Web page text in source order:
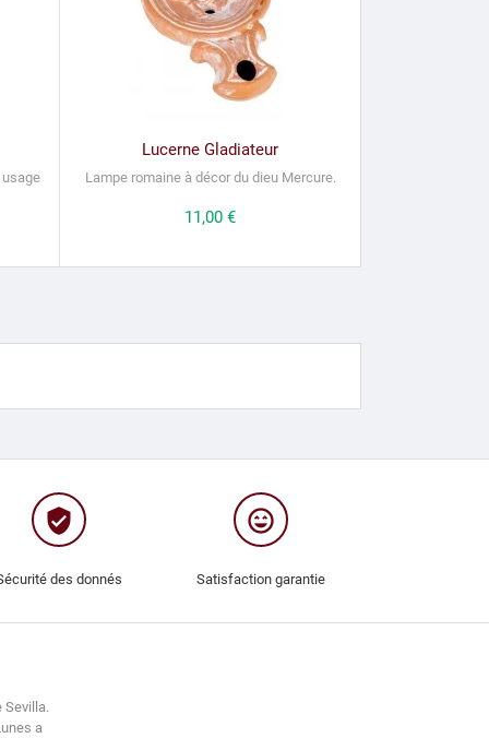
Lucerne Gladiateur
Lampe romaine à décor du dieu Mercure.
Prix
11,00 €
verified_user
des donnés
sentiment_very_satisfied
Satisfaction garantie
Sevilla.
a